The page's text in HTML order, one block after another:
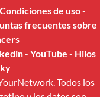
Condiciones de uso-
frecuentes sobre
- YouTube - Hilos
Todos los